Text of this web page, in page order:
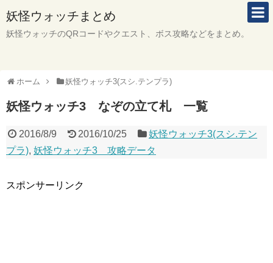
妖怪ウォッチまとめ
妖怪ウォッチのQRコードやクエスト、ボス攻略などをまとめ。
ホーム 妖怪ウォッチ3(スシ.テンプラ)
妖怪ウォッチ3 なぞの立て札 一覧
2016/8/9 2016/10/25
妖怪ウォッチ3(スシ.テン
プラ), 妖怪ウォッチ3 攻略データ
スポンサーリンク